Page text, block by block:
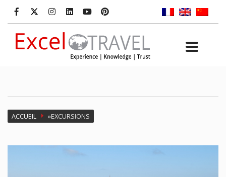
ACCUEIL »EXCURSIONS